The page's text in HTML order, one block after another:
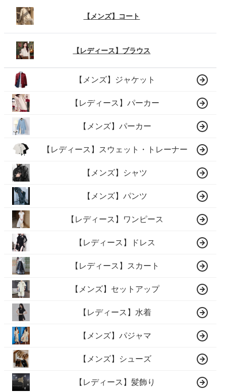
【メンズ】コート
【レディース】ブラウス
【メンズ】ジャケット
【レディース】パーカー
【メンズ】パーカー
【レディース】スウェット・トレーナー
【メンズ】シャツ
【メンズ】パンツ
【レディース】ワンピース
【レディース】ドレス
【レディース】スカート
【メンズ】セットアップ
【レディース】水着
【メンズ】パジャマ
【メンズ】シューズ
【レディース】髪飾り